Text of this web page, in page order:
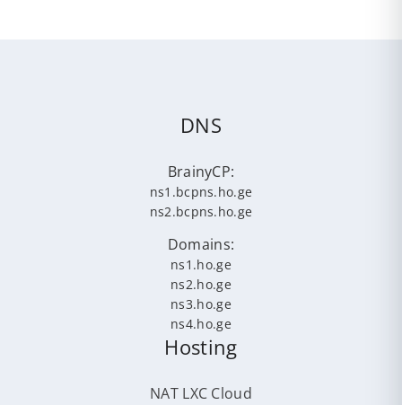
DNS
BrainyCP:
ns1.bcpns.ho.ge
ns2.bcpns.ho.ge
Domains:
ns1.ho.ge
ns2.ho.ge
ns3.ho.ge
ns4.ho.ge
Hosting
NAT LXC Cloud